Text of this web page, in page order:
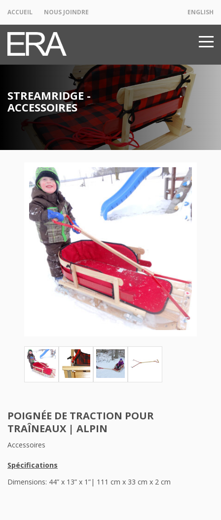
ACCUEIL NOUS JOINDRE ENGLISH
STREAMRIDGE -
ACCESSOIRES
POIGNÉE DE TRACTION POUR
TRAÎNEAUX | ALPIN
Accessoires
Spécifications
Dimensions: 44” x 13” x 1”| 111 cm x 33 cm x 2 cm